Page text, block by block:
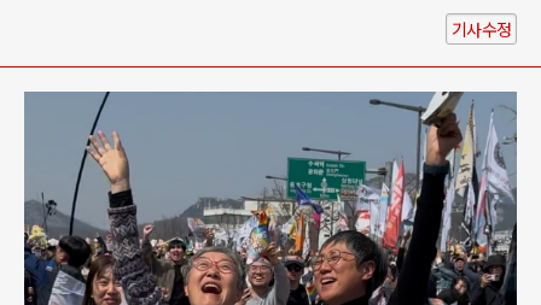
기사수정